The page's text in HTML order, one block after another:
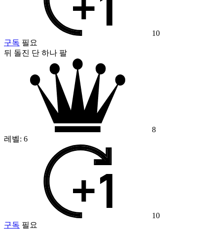
10
구독 필요
뒤 돌진 단 하나 팔
8
레벨: 6
10
구독 필요